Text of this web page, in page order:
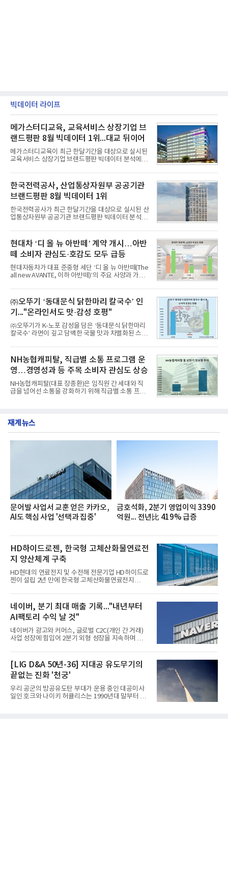
빅데이터 라이프
메가스터디교육, 교육서비스 상장기업 브
랜드평판 8월 빅데이터 1위...대교 뒤이어
메가스터디교육이 최근 한달기간을 대상으로 실시된
교육서비스 상장기업 브랜드평판 빅데이터 분석에서
일 한국기업평판연구소(소장 구창환)는 국내 교육서
비스 상장기업 브랜드를 대상으로 지난 7월 7일부터
8월 7일까지 수집된 소비자 빅데이터 10,074,233건
을 분석한 결과, 메가스터디교육이 브랜드평판지수
1,710,926을 기록하며 8월 1위에 올랐다고 밝혔다.
분석에 활용된 빅데이터는 지난 7월(9,491,206건) 대
비 6.14% 증가한 수치로, 교육서비스 상장기업 브랜
디교육, 대교, 디지
한국전력공사, 산업통상자원부 공공기관
브랜드평판 8월 빅데이터 1위
한국전력공사가 최근 한달기간을 대상으로 실시된 산
업통상자원부 공공기관 브랜드평판 빅데이터 분석에
이 순으로 뒤를 이었다.7일 한국기업평판연구소(소장
구창환)는 산업통상자원부 공공기관 41개 브랜드를
대상으로 지난 7월 7일부터 8월 7일까지 수집된 소비
자 빅데이터 91,102,549건을 분석한 결과, 한국전력
공사가 브랜드평판지수 10,670,633을 기록하며 8월
1위에 올랐다고 밝혔다. 분석에 활용된 빅데이터는 지
난 7월(88,893,823건) 대비 2.48% 증가한 수치다.연
수력원자력, 한국석
현대차 ‘디 올 뉴 아반떼’ 계약 개시…아반
떼 소비자 관심도·호감도 모두 급등
현대자동차가 대표 준중형 세단 ‘디 올 뉴 아반떼(The
all new AVANTE, 이하 아반떼)’의 주요 사양과 가격
떼는 6년 만에 선보이는 8세대 완전변경 모델로, ▲정
교한 선과 면을 중심으로 완성한 파격적인 디자인 ▲
과거 중형 세단 수준으로 확대된 차체 제원 ▲글로벌
최고 수준의 안전성 ▲성능과 효율을 동시에 높인 주
행 완성도 ▲첨단 편의 및 디지털 사양 적용 등을 통해
글로벌 준중형 세단의 새로운 기준을 세웠다.아반떼
는 가솔린 2.0과 1.6 하이브리드 두 가지 파워트레인
넘
㈜오뚜기 ‘동대문식 닭한마리 칼국수’ 인
기..."온라인서도 맛·감성 호평"
㈜오뚜기가 K-노포 감성을 담은 ‘동대문식 닭한마리
칼국수’ 라면이 깊고 담백한 국물 맛과 차별화된 스토
혔다.‘동대문식 닭한마리 칼국수’는 예상을 뛰어넘는
소비자 호응에 힘입어 지난 7월 13일 첫 선을 보인 지
단 18일 만에 누적 판매량 50만 개를 돌파하는 성과를
거두었다.이번 신제품은 개발진이 전국의 닭한마리
전문점을 직접 찾아 다니며 최적의 육수 비율을 완성
했다. 자극적이지 않으면서도 깊은 닭육수에 마늘의
개운한 풍미를 더했으며, 국물이 잘 배어들면서도 쫄
서도
NH농협캐피탈, 직급별 소통 프로그램 운
영…경영성과 등 주목 소비자 관심도 상승
NH농협캐피탈(대표 장종환)은 임직원 간 세대와 직
급을 넘어선 소통을 강화하기 위해 직급별 소통 프로
영지원부 홍보팀과 2026년 새로이(e)＊가 공동 주관
직문화 혁신과 업무 효율성 향상을 위한 다양한 활동
을 추진하며,새로운 변화와 이로운 영향력을 조직전
반에 전파하는 역할
재계뉴스
문어발 사업서 교훈 얻은 카카오,
AI도 핵심 사업 '선택과 집중'
금호석화, 2분기 영업이익 3390
억원... 전년比 419% 급증
HD하이드로젠, 한국형 고체산화물연료전
지 양산체계 구축
HD현대의 연료전지 및 수전해 전문기업 HD하이드로
젠이 설립 2년 만에 한국형 고체산화물연료전지
본격적인 시장 공략에 나선다.HD하이드로젠은 최근
한국전기안전공사(KESCO)로부터 SOFC 발전설비
‘HD250’과 ‘HD300’, 제조시설에 대한 사용전검사를
완료하고 제품 양산체계 구축했다고 밝혔다.HD250
과 HD300은 각각 249kW급과 285kW급의 중소형 발
전용 SOFC 제품이다. 이번 검사를 통해 HD하이드로
젠은 제품과 제조시설의 전기설비 안전성과 적합성을
고온에서 작동하는 고효율 친환경 발
네이버, 분기 최대 매출 기록..."내년부터
AI팩토리 수익 날 것"
네이버가 광고와 커머스, 글로벌 C2C(개인 간 거래)
사업 성장에 힘입어 2분기 외형 성장을 지속하며 역대
자 증가와 엔비디아와 추진하는 AI 팩토리를 앞세워
AI 수익화에도 속도를 내고 있다.네이버는 올해 2분기
연결 기준 매출 3조3888억원, 영업이익 5203억원을
기록했다고 7일 밝혔다. 매출은 광고·커머스 등 핵심
사업과 글로벌 C2C 성장에 힘입어 전년 동기 대비
16.2% 증가한 분기 최대 매출을 기록했다. 반면 영업
이익은 AI 인프라 투자 영향으로 0.2% 감소했다.사업
[LIG D&A 50년-36] 지대공 유도무기의
끝없는 진화 '천궁'
우리 공군의 방공유도탄 부대가 운용 중인 대공미사
일인 호크와 나이키 허큘리스는 1990년대 말부터 성